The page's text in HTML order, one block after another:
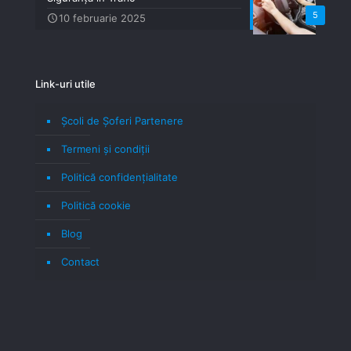
5
10 februarie 2025
Link-uri utile
Școli de Șoferi Partenere
Termeni şi condiţii
Politică confidenţialitate
Politică cookie
Blog
Contact